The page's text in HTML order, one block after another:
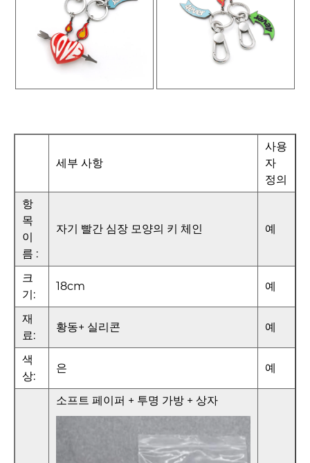
세부 사항
사용
자
정의
항
목
이
름 :
자기 빨간 심장 모양의 키 체인 예
크
기:
18cm 예
재
료:
황동+ 실리콘 예
색
상:
은 예
소프트 페이퍼 + 투명 가방 + 상자